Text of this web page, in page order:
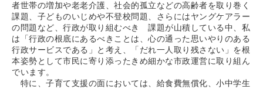
者世帯の増加や老老介護、社会的孤立などの高齢者を取り巻く
課題、子どものいじめや不登校問題、さらにはヤングケアラー
の問題など、行政が取り組むべき 課題が山積している中、私
は「行政の根底にあるべきことは、心の通った思いやりのある
行政サービスである」と考え、「だれ一人取り残さない」を根
本姿勢として市民に寄り添ったきめ細かな市政運営に取り組ん
でいます。
特に、子育て支援の面においては、給食費無償化、小中学生